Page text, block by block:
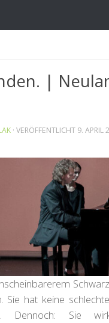
|
· VERÖFFENTLICHT 9. APRIL
Sie hat keine
Dennoch: Sie